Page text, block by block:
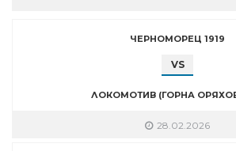
ЧЕРНОМОРЕЦ 1919
VS
ЛОКОМОТИВ (ГОРНА
28.02.2026